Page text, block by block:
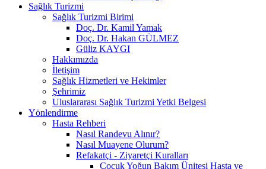
Sağlık Turizmi
Sağlık Turizmi Birimi
Doç. Dr. Kamil Yamak
Doç. Dr. Hakan GÜLMEZ
Güliz KAYGI
Hakkımızda
İletişim
Sağlık Hizmetleri ve Hekimler
Şehrimiz
Uluslararası Sağlık Turizmi Yetki Belgesi
Yönlendirme
Hasta Rehberi
Nasıl Randevu Alınır?
Nasıl Muayene Olurum?
Refakatçi - Ziyaretçi Kuralları
Çocuk Yoğun Bakım Ünitesi Hasta ve